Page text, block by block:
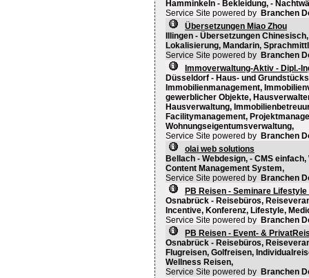
Hamminkeln - Bekleidung, -
Service Site powered by Branchen
Übersetzungen Miao Zhou
Illingen - Übersetzungen
Lokalisierung, Mandarin,
Service Site powered by Branchen
Immoverwaltung-Aktiv - Dipl.-
Düsseldorf - Haus- und
Immobilienmanagement,
gewerblicher Objekte,
Hausverwaltung,
Facilitymanagement,
Wohnungseigentumsverwaltung,
Service Site powered by Branchen
olai web solutions
Bellach - Webdesign, - CMS
Content Management System,
Service Site powered by Branchen
PB Reisen - Seminare
Osnabrück - Reisebüros,
Incentive, Konferenz, Lifestyle,
Service Site powered by Branchen
PB Reisen - Event- &
Osnabrück - Reisebüros,
Flugreisen, Golfreisen,
Wellness Reisen,
Service Site powered by Branchen